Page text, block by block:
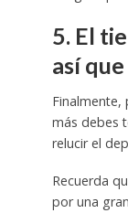
5. El
así
Finalmente,
más debes
relucir el
Recuerda
por una